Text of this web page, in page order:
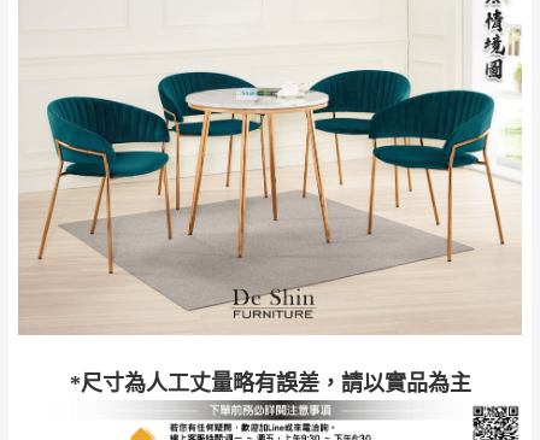
*尺寸為人工丈量略有誤差，請以實品為主
台北市、新北市地區固定每周(三)、(日)兩天收送貨
暫無配送地區：彰化、南投、雲林、嘉義、台南、高
雄、屏東、宜蘭、 花蓮、台東、金門、馬祖、澎湖地區
（可於LINE線上詢問 →
@dershin ）
加收說明
類產品需為未拆封狀態(請保持商品、附件、
包裝、廠商紙及所有附隨文件或資料之完整
性)，若未依照上述方式處理，恕無法接受退
貨。
由於透過電腦螢幕選購商品，可能會因個人
電腦螢幕的設定色差或解析度等因素， 與實
際商品的顏色、質感稍有不同，如因此而需
退換貨，
需自付來回運費及人資成本
訂購前詳加確認。(包含商品尺寸是否合適)。
丈量，難免會有些許誤差值(約正負0.5CM)
詳細尺寸以實品為主。